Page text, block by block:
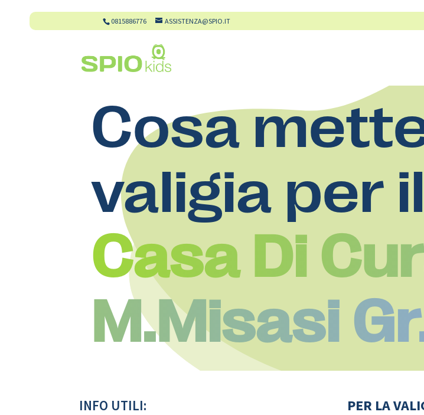
0815886776 ASSISTENZA@SPIO.IT
Cosa
valigia per
Casa Di
M.Misasi
INFO UTILI: PER LA